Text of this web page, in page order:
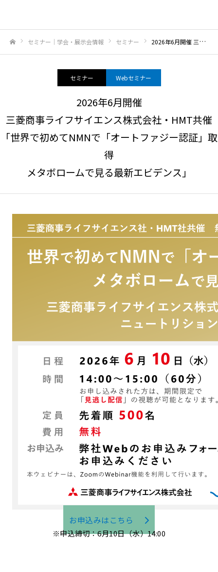
セミナー｜学会・展示会情報 セミナー 2026年6月開催 三菱商事ライフサイエンス株式会社・HMT共催「世界で初めてNMNで「オートファジー認証」取得メタボロームで見る最新エビデンス」
セミナー Webセミナー
2026年6月開催
三菱商事ライフサイエンス株式会社・HMT共催
「世界で初めてNMNで「オートファジー認証」取
得
メタボロームで見る最新エビデンス」
お申込みはこちら
※申込締切：6月10日（水）14:00